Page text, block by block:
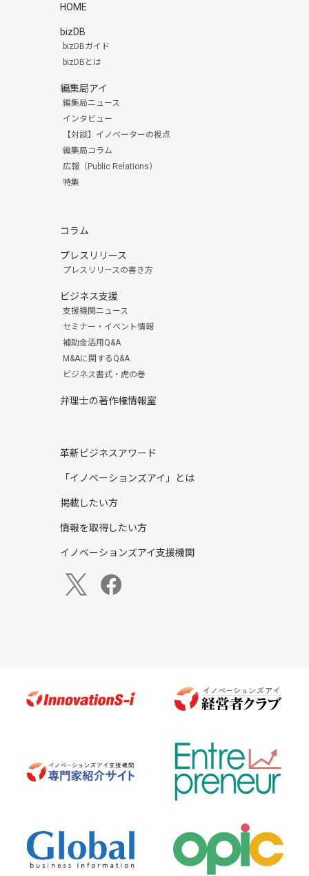
HOME
bizDB
bizDBガイド
bizDBとは
編集局アイ
編集局ニュース
インタビュー
【対談】イノベーターの視点
編集局コラム
広報（Public Relations）
特集
コラム
プレスリリース
プレスリリースの書き方
ビジネス支援
支援機関ニュース
セミナー・イベント情報
補助金活用Q&A
M&Aに関するQ&A
ビジネス書式・虎の巻
弁理士の著作権情報室
革新ビジネスアワード
「イノベーションズアイ」とは
掲載したい方
情報を取得したい方
イノベーションズアイ支援機関